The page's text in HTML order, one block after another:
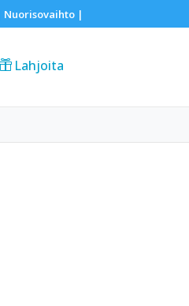
Nuorisovaihto|
Lahjoita